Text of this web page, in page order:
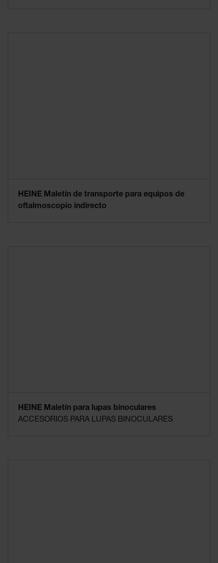
HEINE Maletín de transporte para equipos de
oftalmoscopio indirecto
HEINE Maletín para lupas binoculares
ACCESORIOS PARA LUPAS BINOCULARES